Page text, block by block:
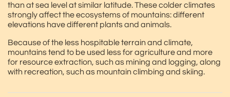
than at sea level at similar latitude. These colder climates
strongly affect the ecosystems of mountains: different
elevations have different plants and animals.
Because of the less hospitable terrain and climate,
mountains tend to be used less for agriculture and more
for resource extraction, such as mining and logging, along
with recreation, such as mountain climbing and skiing.